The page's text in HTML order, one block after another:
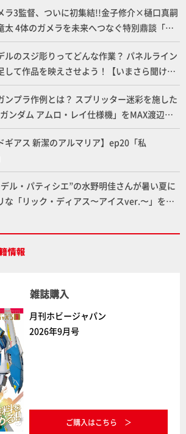
ラ3監督、ついに初集結!!金子修介×樋口真嗣
4体のガメラを未来へつなぐ特別鼎談「ガ
保存化プロジェクト FINAL」
ルのスジ彫りってどんな作業？ パネルライン
して作品を映えさせよう！【いまさら聞けな
デルの基礎：スジ彫りとパネルライン】
ンプラ作例とは？ スプリッター迷彩を施した
ガンダム アムロ・レイ仕様機」をMAX渡辺が
塗る!!【試し読み】
ギアス 新潔のアルマリア】ep20「私
ル・パティシエ”の水野明佳さんが暑い夏に
な「リック・ディアス〜アイスver.〜」を製
雑誌購入
月刊ホビージャパン
2026年9月号
ご購入はこちら